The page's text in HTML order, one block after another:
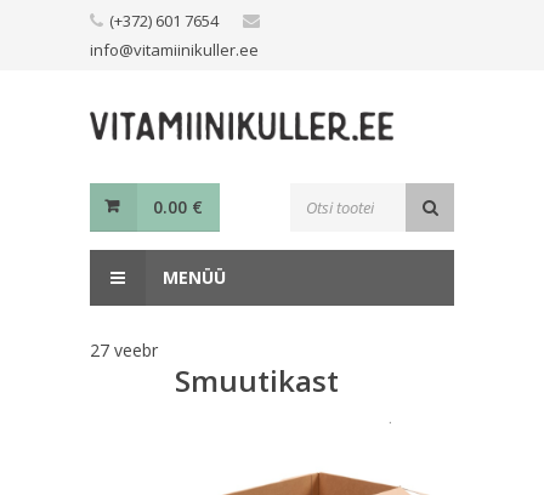
(+372) 601 7654
info@vitamiinikuller.ee
0.00 €
MENÜÜ
27 veebr
Smuutikast